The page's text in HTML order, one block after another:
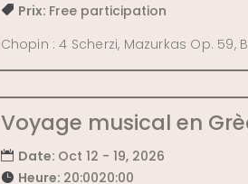
Prix: Free participation
Chopin : 4 Scherzi, Mazurkas Op. 59,
Voyage musical en
Date: Oct 12 - 19, 2026
Heure: 20:0020:00